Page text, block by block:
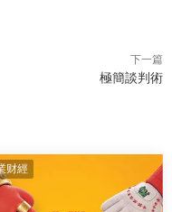
下一篇
極簡談判術
财經